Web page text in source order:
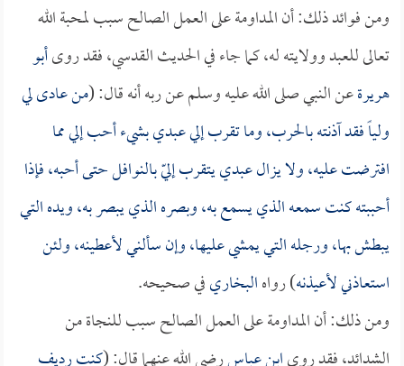
ومن فوائد ذلك: أن المداومة على العمل الصالح سبب لمحبة الله
تعالى للعبد وولايته له، كما جاء في الحديث القدسي، فقد روىأبو
هريرةعن النبي صلى الله عليه وسلم عن ربه أنه قال: (من عادى لي
ولياً فقد آذنته بالحرب، وما تقرب إلي عبدي بشيء أحب إلي مما
افترضت عليه، ولا يزال عبدي يتقرب إليّ بالنوافل حتى أحبه، فإذا
أحببته كنت سمعه الذي يسمع به، وبصره الذي يبصر به، ويده التي
يبطش بها، ورجله التي يمشي عليها، وإن سألني لأعطينه، ولئن
استعاذني لأعيذنه) رواهالبخاريفي صحيحه.
ومن ذلك: أن المداومة على العمل الصالح سبب للنجاة من